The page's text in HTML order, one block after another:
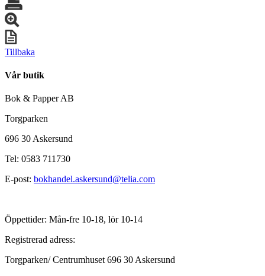
Tillbaka
Vår butik
Bok & Papper AB
Torgparken
696 30 Askersund
Tel: 0583 711730
E-post: bokhandel.askersund@telia.com
Öppettider: Mån-fre 10-18, lör 10-14
Registrerad adress:
Torgparken/ Centrumhuset 696 30 Askersund